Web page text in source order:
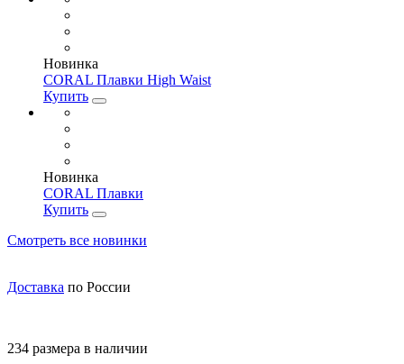
Новинка
CORAL Плавки High Waist
Купить
Новинка
CORAL Плавки
Купить
Смотреть все новинки
Доставка по России
234 размера в наличии